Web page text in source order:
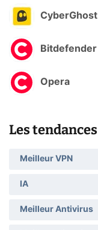
CyberGhost
Bitdefender
Opera
Les tendances
Meilleur VPN
IA
Meilleur Antivirus